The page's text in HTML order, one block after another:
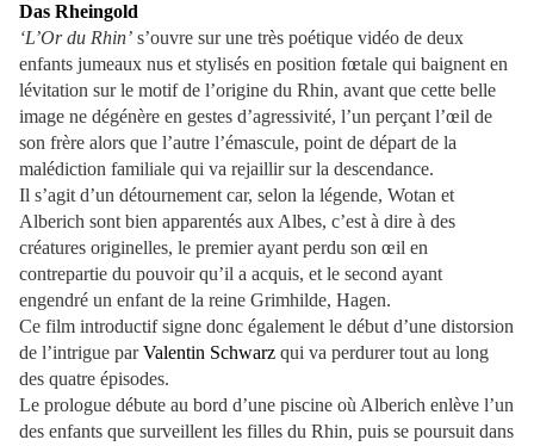
Das Rheingold
‘L’Or du Rhin’ s’ouvre sur une très poétique vidéo de deux
enfants jumeaux nus et stylisés en position fœtale qui baignent en
lévitation sur le motif de l’origine du Rhin, avant que cette belle
image ne dégénère en gestes d’agressivité, l’un perçant l’œil de
son frère alors que l’autre l’émascule, point de départ de la
malédiction familiale qui va rejaillir sur la descendance.
Il s’agit d’un détournement car, selon la légende, Wotan et
Alberich sont bien apparentés aux Albes, c’est à dire à des
créatures originelles, le premier ayant perdu son œil en
contrepartie du pouvoir qu’il a acquis, et le second ayant
engendré un enfant de la reine Grimhilde, Hagen.
Ce film introductif signe donc également le début d’une distorsion
de l’intrigue parValentin Schwarz qui va perdurer tout au long
des quatre épisodes.
Le prologue débute au bord d’une piscine où Alberich enlève l’un
des enfants que surveillent les filles du Rhin, puis se poursuit dans